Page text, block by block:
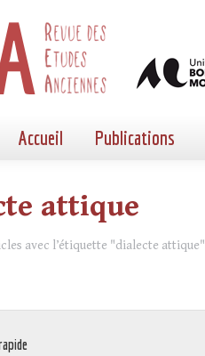
Accueil Publications
attique
avec l’étiquette "dialecte attique"